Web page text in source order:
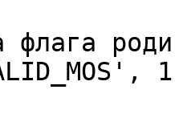
флага